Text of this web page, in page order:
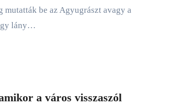
mutatták be az Agyugrászt avagy a
lány…
a város visszaszól